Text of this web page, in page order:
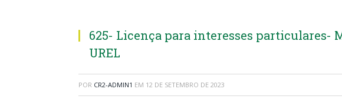
625- Licença para interesses particulares-
UREL
POR CR2-ADMIN1 EM 12 DE SETEMBRO DE 2023